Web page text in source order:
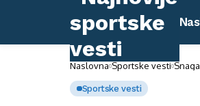
Naslovna Sportske vesti
Sportske vesti